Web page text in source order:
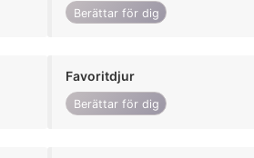
Berättar för dig
Favoritdjur
Berättar för dig